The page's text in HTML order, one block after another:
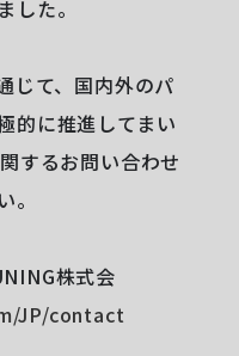
した。
じて、国内外のパ
的に推進してまい
するお問い合わせ
株式会
JP/contact